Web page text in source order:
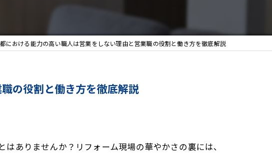
における能力の高い職人は営業をしない理由と営業職の役割と働き方を徹底解説
の役割と働き方を徹底解説
ありませんか？リフォーム現場の華やかさの裏には、